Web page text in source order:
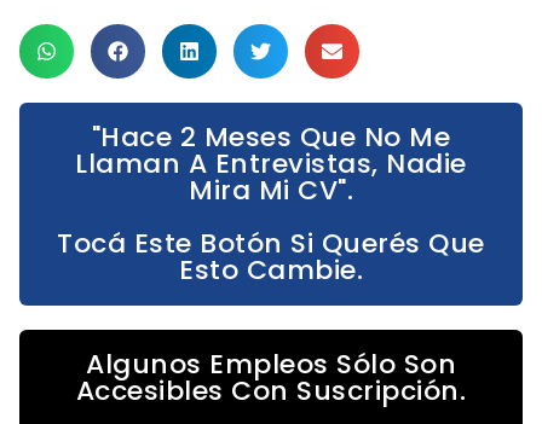
"Hace 2 Meses Que No Me
Llaman A Entrevistas, Nadie
Mira Mi CV".
Tocá Este Botón Si Querés Que
Esto Cambie.
Algunos Empleos Sólo Son
Accesibles Con Suscripción.